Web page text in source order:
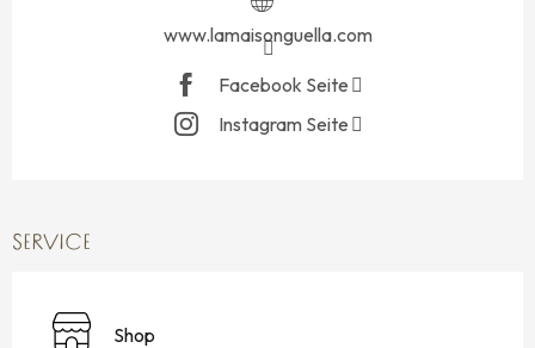
www.lamaisonguella.com
Facebook Seite
Instagram Seite
SERVICE
Shop